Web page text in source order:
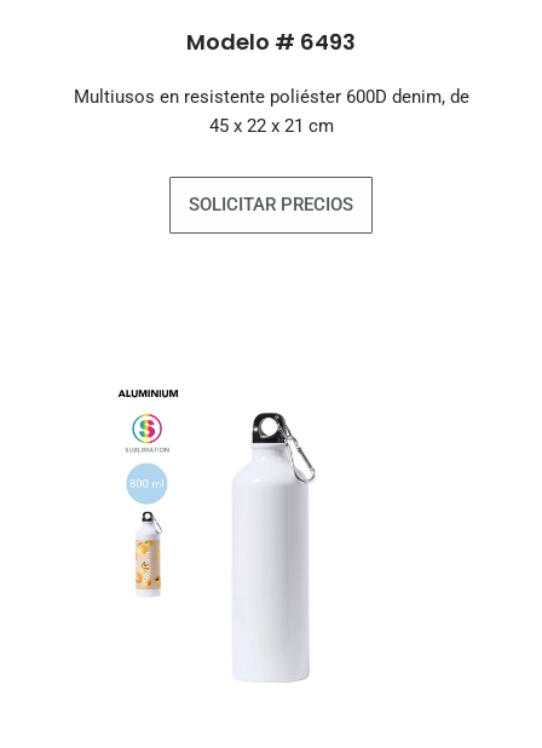
Modelo # 6493
Multiusos en resistente poliéster 600D denim, de
45 x 22 x 21 cm
SOLICITAR PRECIOS